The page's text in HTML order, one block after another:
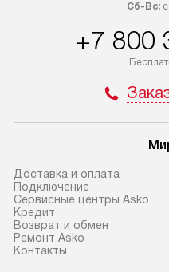
Сб-Вс:с
+7 800
Доставка и оплата
Подключение
Сервисные центры Asko
Кредит
Возврат и обмен
Ремонт Asko
Контакты